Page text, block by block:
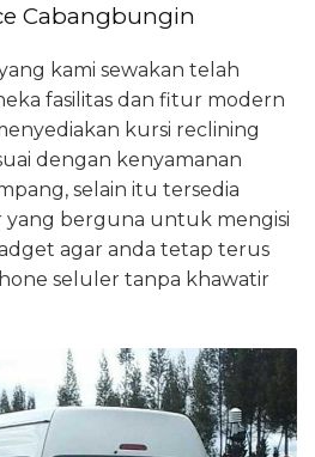
Cabangbungin
kami sewakan telah
fasilitas dan fitur modern
kursi reclining
dengan kenyamanan
selain itu tersedia
berguna untuk mengisi
agar anda tetap terus
seluler tanpa khawatir